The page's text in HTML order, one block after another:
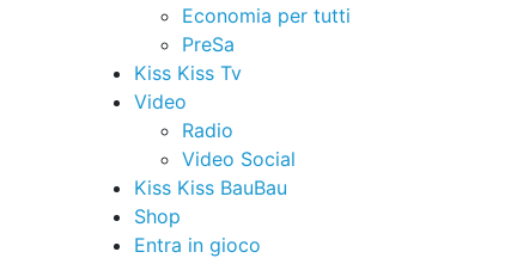
Economia per tutti
PreSa
Kiss Kiss Tv
Video
Radio
Video Social
Kiss Kiss BauBau
Shop
Entra in gioco